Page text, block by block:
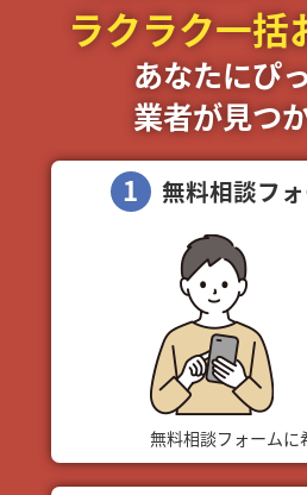
ラクラク一括
あなたにぴ
業者が見つ
1 無料相談フ
無料相談フォームに